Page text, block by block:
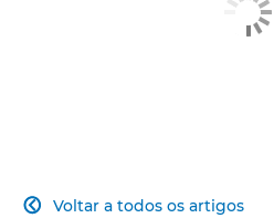
Voltar a todos os artigos
